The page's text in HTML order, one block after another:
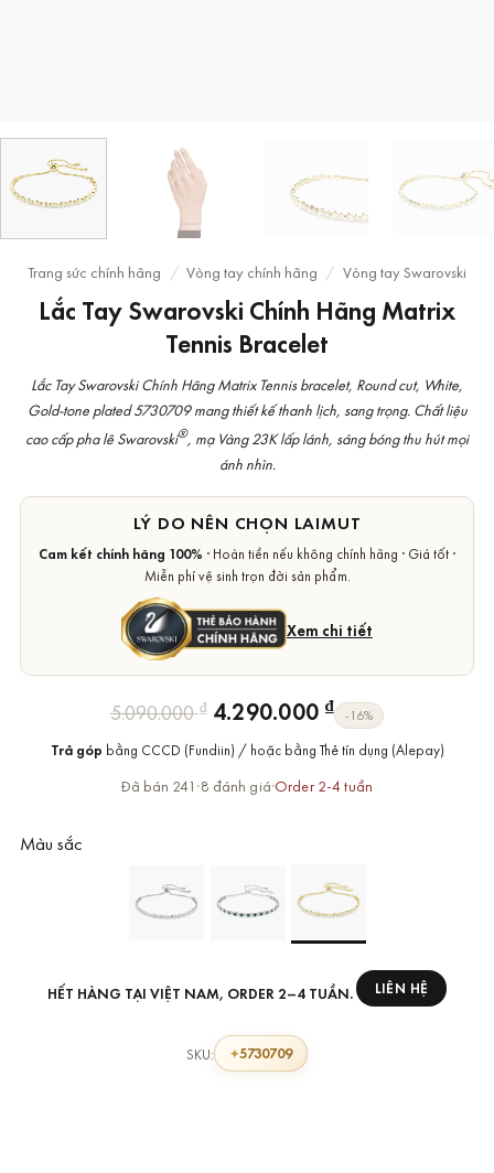
Trang sức chính hãng / Vòng tay chính hãng / Vòng tay Swarovski
Lắc Tay Swarovski Chính Hãng Matrix
Tennis Bracelet
Lắc Tay Swarovski Chính Hãng Matrix Tennis bracelet, Round cut, White,
Gold-tone plated 5730709 mang thiết kế thanh lịch, sang trọng. Chất liệu
cao cấp pha lê Swarovski®, mạ Vàng 23K lấp lánh, sáng bóng thu hút mọi
ánh nhìn.
LÝ DO NÊN CHỌN LAIMUT
Cam kết chính hãng 100% · Hoàn tiền nếu không chính hãng · Giá tốt ·
Miễn phí vệ sinh trọn đời sản phẩm.
Xem chi tiết
5.090.000₫ Giá
gốc
là:
5.090.000 ₫.
4.290.000 ₫
Giá
hiện
tại
là:
-16%
Trả góp bằng CCCD (Fundiin) / hoặc bằng Thẻ tín dụng (Alepay)
Đã bán 241 ·8 đánh giá·Order 2-4 tuần
Màu sắc
HẾT HÀNG TẠI VIỆT NAM, ORDER 2–4 TUẦN. LIÊN HỆ
SKU: 5730709